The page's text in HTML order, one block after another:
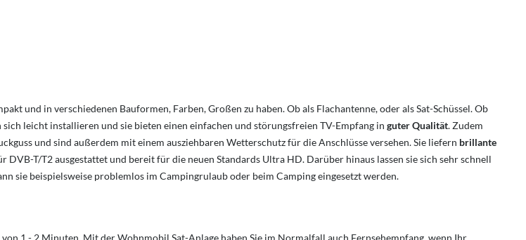
und in verschiedenen Bauformen, Farben, Großen zu haben. Ob als Flachantenne, oder als Sat-Schüssel. Ob
leicht installieren und sie bieten einen einfachen und störungsfreien TV-Empfang in guter Qualität. Zudem
und sind außerdem mit einem ausziehbaren Wetterschutz für die Anschlüsse versehen. Sie liefern brillante
T/T2 ausgestattet und bereit für die neuen Standards Ultra HD. Darüber hinaus lassen sie sich sehr schnell
sie beispielsweise problemlos im Campingrulaub oder beim Camping eingesetzt werden.
1 - 2 Minuten. Mit der Wohnmobil Sat-Anlage haben Sie im Normalfall auch Fernsehempfang, wenn Ihr